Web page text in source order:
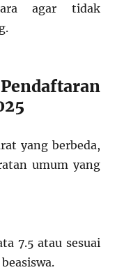
agar tidak
yang berbeda,
umum yang
7.5 atau sesuai